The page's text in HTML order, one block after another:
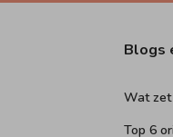
Blogs
Wat zet
Top 6